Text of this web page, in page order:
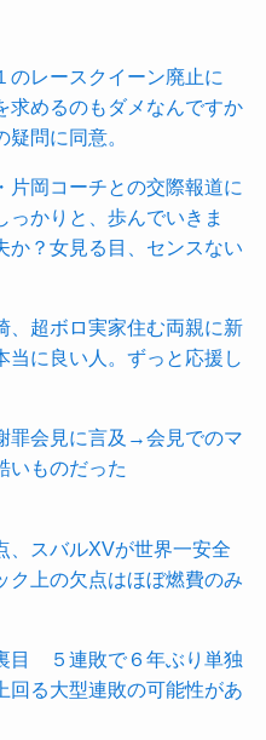
のレースクイーン廃止に
求めるのもダメなんですか
問に同意。
片岡コーチとの交際報道に
っかりと、歩んでいきま
？女見る目、センスない
、超ボロ実家住む両親に新
に良い人。ずっと応援し
罪会見に言及→会見でのマ
いものだった
、スバルXVが世界一安全
ク上の欠点はほぼ燃費のみ
目 ５連敗で６年ぶり単独
る大型連敗の可能性があ